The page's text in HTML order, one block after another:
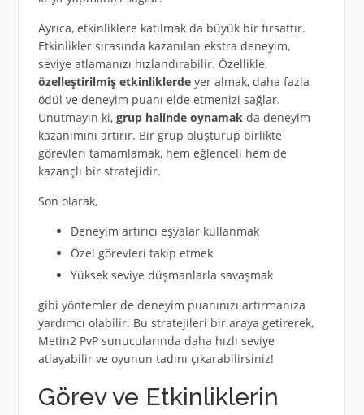
Ayrıca, etkinliklere katılmak da büyük bir fırsattır.
Etkinlikler sırasında kazanılan ekstra deneyim,
seviye atlamanızı hızlandırabilir. Özellikle,
özelleştirilmiş etkinliklerdeyer almak, daha fazla
ödül ve deneyim puanı elde etmenizi sağlar.
Unutmayın ki, grup halinde oynamakda deneyim
kazanımını artırır. Bir grup oluşturup birlikte
görevleri tamamlamak, hem eğlenceli hem de
kazançlı bir stratejidir.
Son olarak,
Deneyim artırıcı eşyalar kullanmak
Özel görevleri takip etmek
Yüksek seviye düşmanlarla savaşmak
gibi yöntemler de deneyim puanınızı artırmanıza
yardımcı olabilir. Bu stratejileri bir araya getirerek,
Metin2 PvP sunucularında daha hızlı seviye
atlayabilir ve oyunun tadını çıkarabilirsiniz!
Görev ve Etkinliklerin